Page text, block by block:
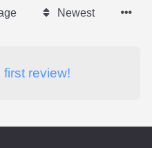
Newest
first review!